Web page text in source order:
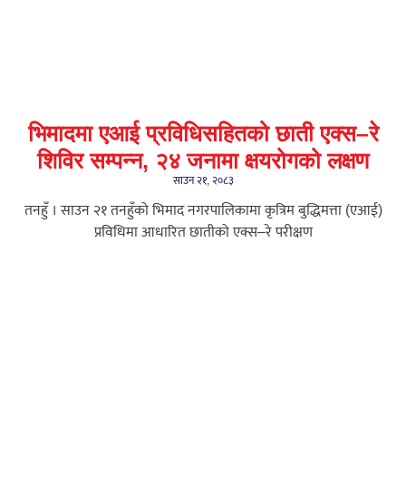
भिमादमा एआई प्रविधिसहितको छाती एक्स–रे
शिविर सम्पन्न, २४ जनामा क्षयरोगको लक्षण
साउन २१, २०८३
तनहुँ । साउन २१ तनहुँको भिमाद नगरपालिकामा कृत्रिम बुद्धिमत्ता (एआई)
प्रविधिमा आधारित छातीको एक्स–रे परीक्षण